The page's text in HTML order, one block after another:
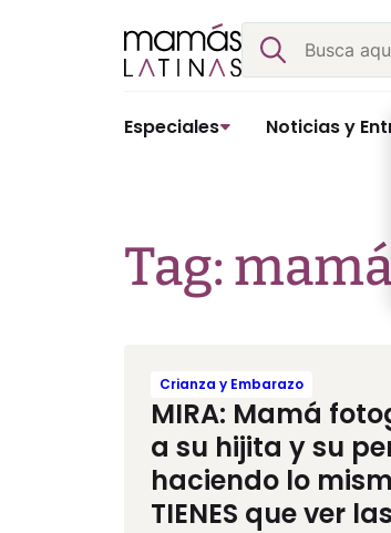
Buscar
Especiales Noticias y
Tag:
Crianza y Embarazo
MIRA: Mamá
a su hijita y su
haciendo lo
TIENES que ver